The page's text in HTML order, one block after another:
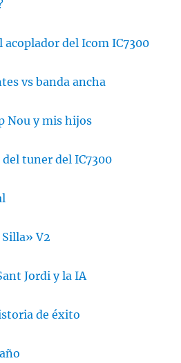
acoplador del Icom IC7300
vs banda ancha
Nou y mis hijos
tuner del IC7300
V2
Jordi y la IA
de éxito